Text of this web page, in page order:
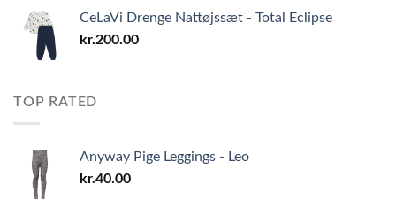
CeLaVi Drenge Nattøjssæt - Total Eclipse
kr.200.00
TOP RATED
Anyway Pige Leggings - Leo
kr.40.00